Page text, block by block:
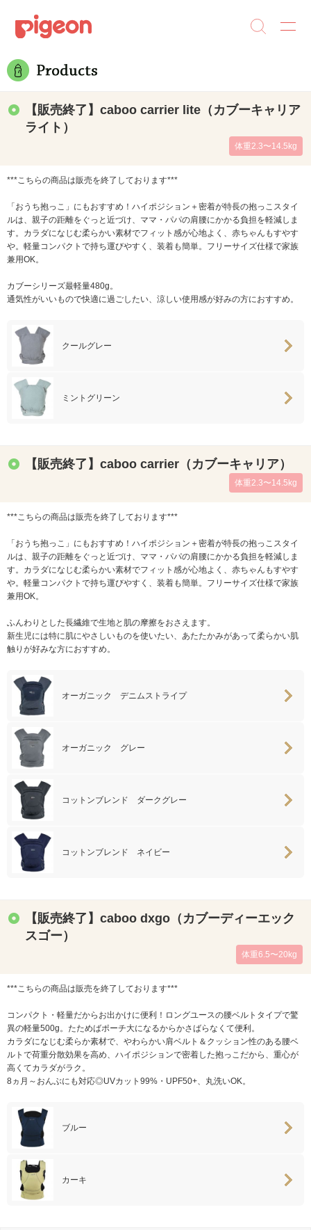
【販売終了】caboo carrier lite（カブーキャリア
ライト）
体重2.3〜14.5kg
***こちらの商品は販売を終了しております***
「おうち抱っこ」にもおすすめ！ハイポジション＋密着が特長の抱っこスタイ
ルは、親子の距離をぐっと近づけ、ママ・パパの肩腰にかかる負担を軽減しま
す。カラダになじむ柔らかい素材でフィット感が心地よく、赤ちゃんもすやす
や。軽量コンパクトで持ち運びやすく、装着も簡単。フリーサイズ仕様で家族
兼用OK。
カブーシリーズ最軽量480g。
通気性がいいもので快適に過ごしたい、涼しい使用感が好みの方におすすめ。
クールグレー
ミントグリーン
【販売終了】caboo carrier（カブーキャリア）
体重2.3〜14.5kg
***こちらの商品は販売を終了しております***
「おうち抱っこ」にもおすすめ！ハイポジション＋密着が特長の抱っこスタイ
ルは、親子の距離をぐっと近づけ、ママ・パパの肩腰にかかる負担を軽減しま
す。カラダになじむ柔らかい素材でフィット感が心地よく、赤ちゃんもすやす
や。軽量コンパクトで持ち運びやすく、装着も簡単。フリーサイズ仕様で家族
兼用OK。
ふんわりとした長繊維で生地と肌の摩擦をおさえます。
新生児には特に肌にやさしいものを使いたい、あたたかみがあって柔らかい肌
触りが好みな方におすすめ。
オーガニック デニムストライプ
オーガニック グレー
コットンブレンド ダークグレー
コットンブレンド ネイビー
【販売終了】caboo dxgo（カブーディーエック
スゴー）
体重6.5〜20kg
***こちらの商品は販売を終了しております***
コンパクト・軽量だからお出かけに便利！ロングユースの腰ベルトタイプで驚
異の軽量500g。たためばポーチ大になるからかさばらなくて便利。
カラダになじむ柔らか素材で、やわらかい肩ベルト＆クッション性のある腰ベ
ルトで荷重分散効果を高め、ハイポジションで密着した抱っこだから、重心が
高くてカラダがラク。
8ヵ月～おんぶにも対応◎UVカット99%・UPF50+、丸洗いOK。
ブルー
カーキ